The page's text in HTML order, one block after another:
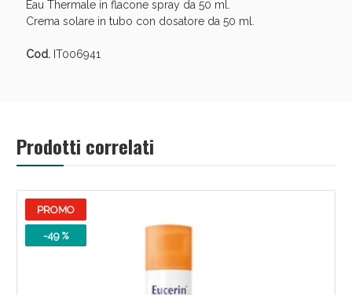
Eau Thermale in flacone spray da 50 ml.
Crema solare in tubo con dosatore da 50 ml.
Cod.IT006941
Prodotti correlati
PROMO
-49 %
Benessere Intestinale: Sconto fino al 55% valido